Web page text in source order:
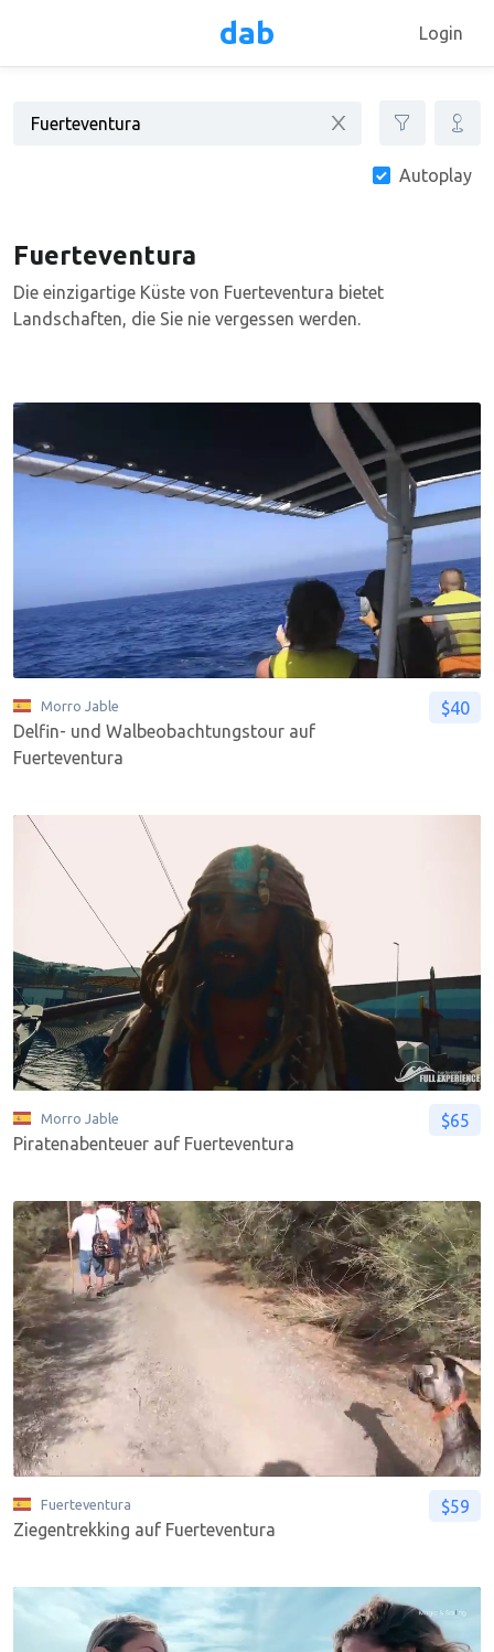
dab Login
Autoplay
Fuerteventura
Die einzigartige Küste von Fuerteventura bietet
Landschaften, die Sie nie vergessen werden.
Morro Jable
Delfin- und Walbeobachtungstour auf
Fuerteventura
$40
Morro Jable
Piratenabenteuer auf Fuerteventura
$65
Fuerteventura
Ziegentrekking auf Fuerteventura
$59